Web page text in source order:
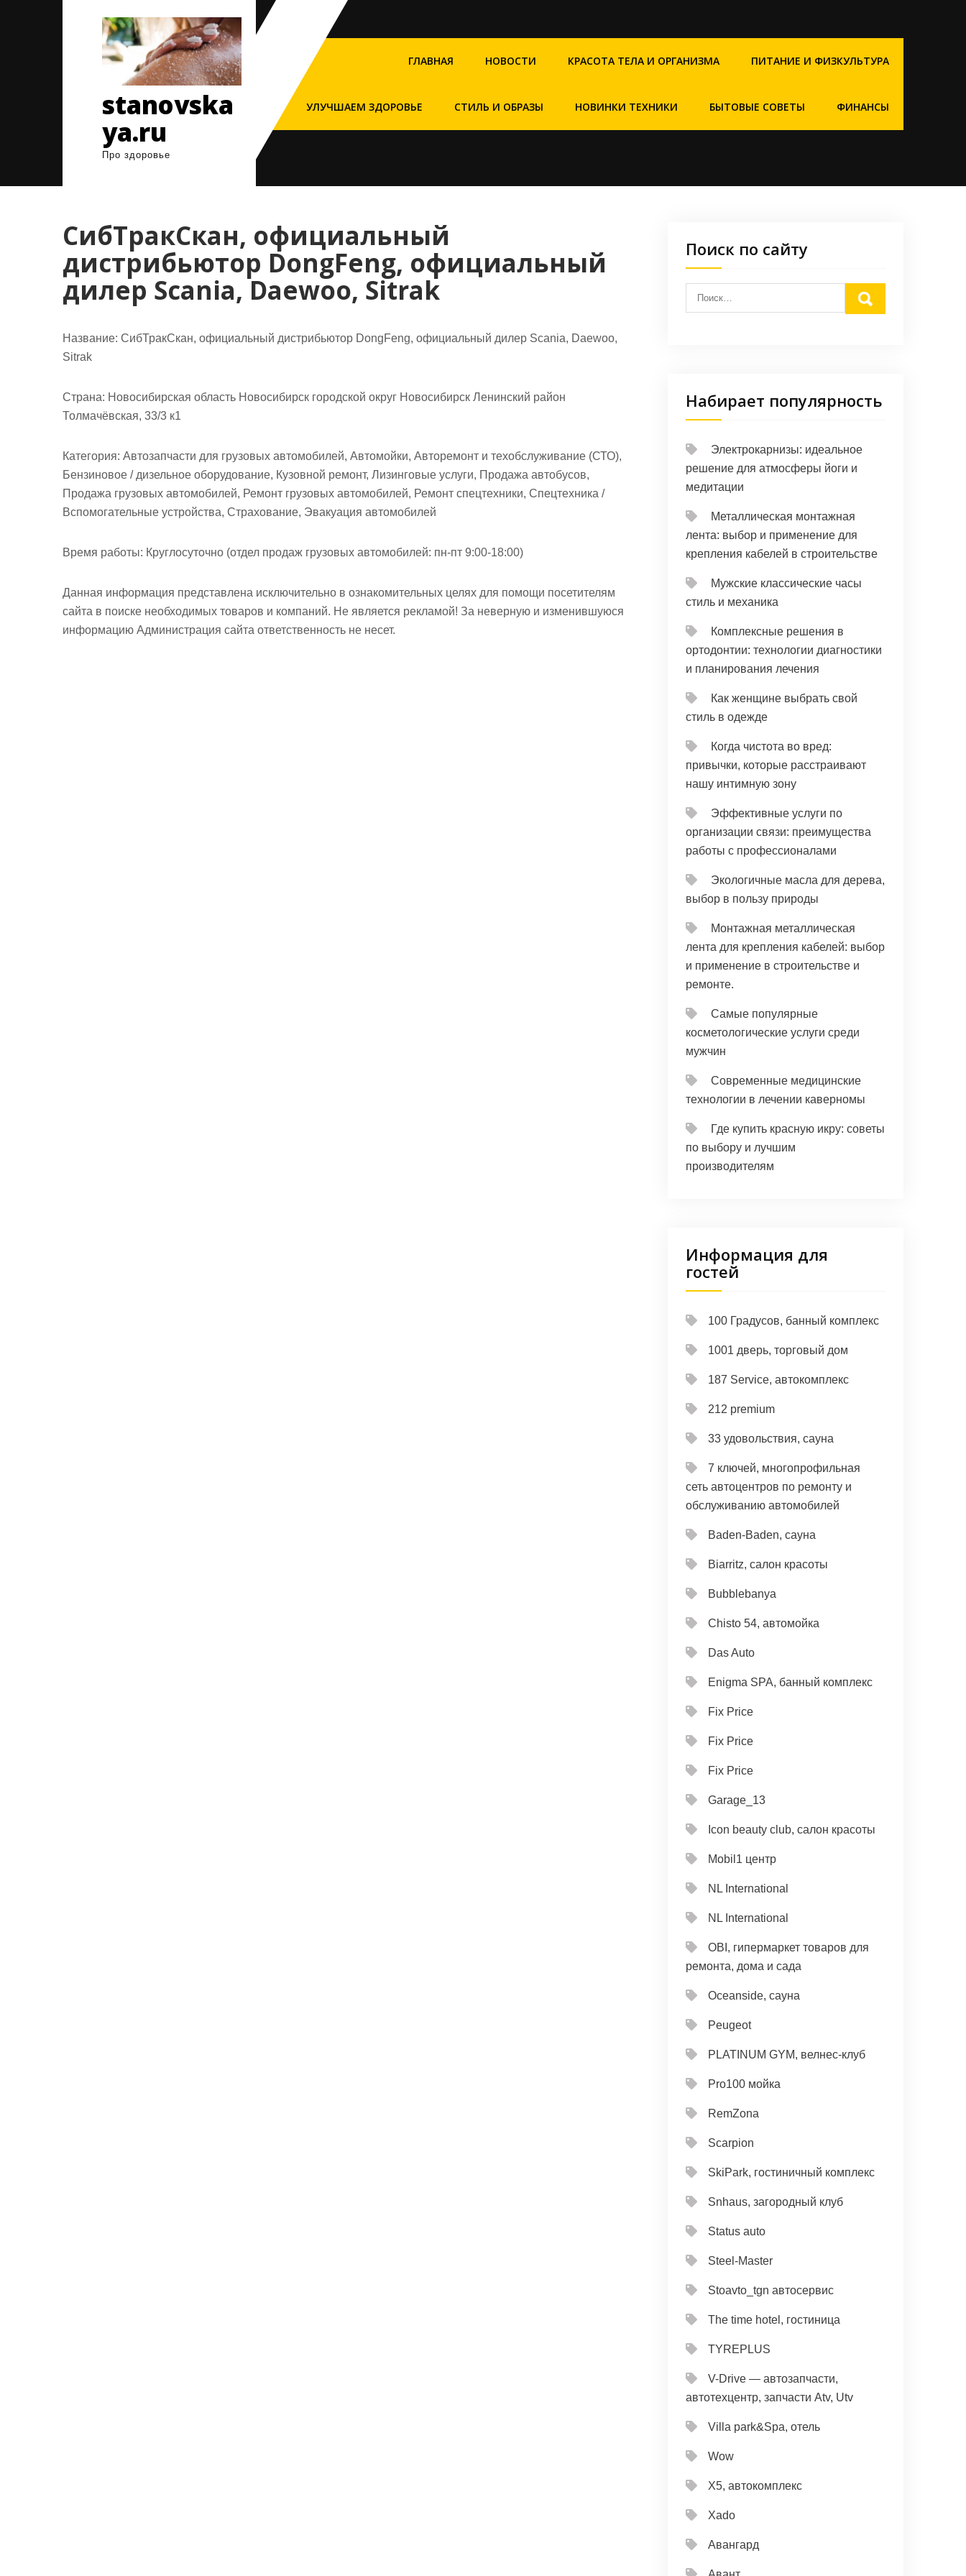
stanovska
ya.ru
Про здоровье
ГЛАВНАЯ НОВОСТИ КРАСОТА ТЕЛА И ОРГАНИЗМА ПИТАНИЕ И ФИЗКУЛЬТУРА
УЛУЧШАЕМ ЗДОРОВЬЕ СТИЛЬ И ОБРАЗЫ НОВИНКИ ТЕХНИКИ БЫТОВЫЕ СОВЕТЫ ФИНАНСЫ
СибТракСкан, официальный
дистрибьютор DongFeng, официальный
дилер Scania, Daewoo, Sitrak
Название: СибТракСкан, официальный дистрибьютор DongFeng, официальный дилер Scania, Daewoo,
Sitrak
Страна: Новосибирская область Новосибирск городской округ Новосибирск Ленинский район
Толмачёвская, 33/3 к1
Категория: Автозапчасти для грузовых автомобилей, Автомойки, Авторемонт и техобслуживание (СТО),
Бензиновое / дизельное оборудование, Кузовной ремонт, Лизинговые услуги, Продажа автобусов,
Продажа грузовых автомобилей, Ремонт грузовых автомобилей, Ремонт спецтехники, Спецтехника /
Вспомогательные устройства, Страхование, Эвакуация автомобилей
Время работы: Круглосуточно (отдел продаж грузовых автомобилей: пн-пт 9:00-18:00)
Данная информация представлена исключительно в ознакомительных целях для помощи посетителям
сайта в поиске необходимых товаров и компаний. Не является рекламой! За неверную и изменившуюся
информацию Администрация сайта ответственность не несет.
Поиск по сайту
Набирает популярность
Электрокарнизы: идеальное
решение для атмосферы йоги и
медитации
Металлическая монтажная
лента: выбор и применение для
крепления кабелей в строительстве
Мужские классические часы
стиль и механика
Комплексные решения в
ортодонтии: технологии диагностики
и планирования лечения
Как женщине выбрать свой
стиль в одежде
Когда чистота во вред:
привычки, которые расстраивают
нашу интимную зону
Эффективные услуги по
организации связи: преимущества
работы с профессионалами
Экологичные масла для дерева,
выбор в пользу природы
Монтажная металлическая
лента для крепления кабелей: выбор
и применение в строительстве и
ремонте.
Самые популярные
косметологические услуги среди
мужчин
Современные медицинские
технологии в лечении каверномы
Где купить красную икру: советы
по выбору и лучшим
производителям
Информация для
гостей
100 Градусов, банный комплекс
1001 дверь, торговый дом
187 Service, автокомплекс
212 premium
33 удовольствия, сауна
7 ключей, многопрофильная
сеть автоцентров по ремонту и
обслуживанию автомобилей
Baden-Baden, сауна
Biarritz, салон красоты
Bubblebanya
Chisto 54, автомойка
Das Auto
Enigma SPA, банный комплекс
Fix Price
Fix Price
Fix Price
Garage_13
Icon beauty club, салон красоты
Mobil1 центр
NL International
NL International
OBI, гипермаркет товаров для
ремонта, дома и сада
Oceanside, сауна
Peugeot
PLATINUM GYM, велнес-клуб
Pro100 мойка
RemZona
Scarpion
SkiPark, гостиничный комплекс
Snhaus, загородный клуб
Status auto
Steel-Master
Stoavto_tgn автосервис
The time hotel, гостиница
TYREPLUS
V-Drive — автозапчасти,
автотехцентр, запчасти Atv, Utv
Villa park&Spa, отель
Wow
X5, автокомплекс
Xado
Авангард